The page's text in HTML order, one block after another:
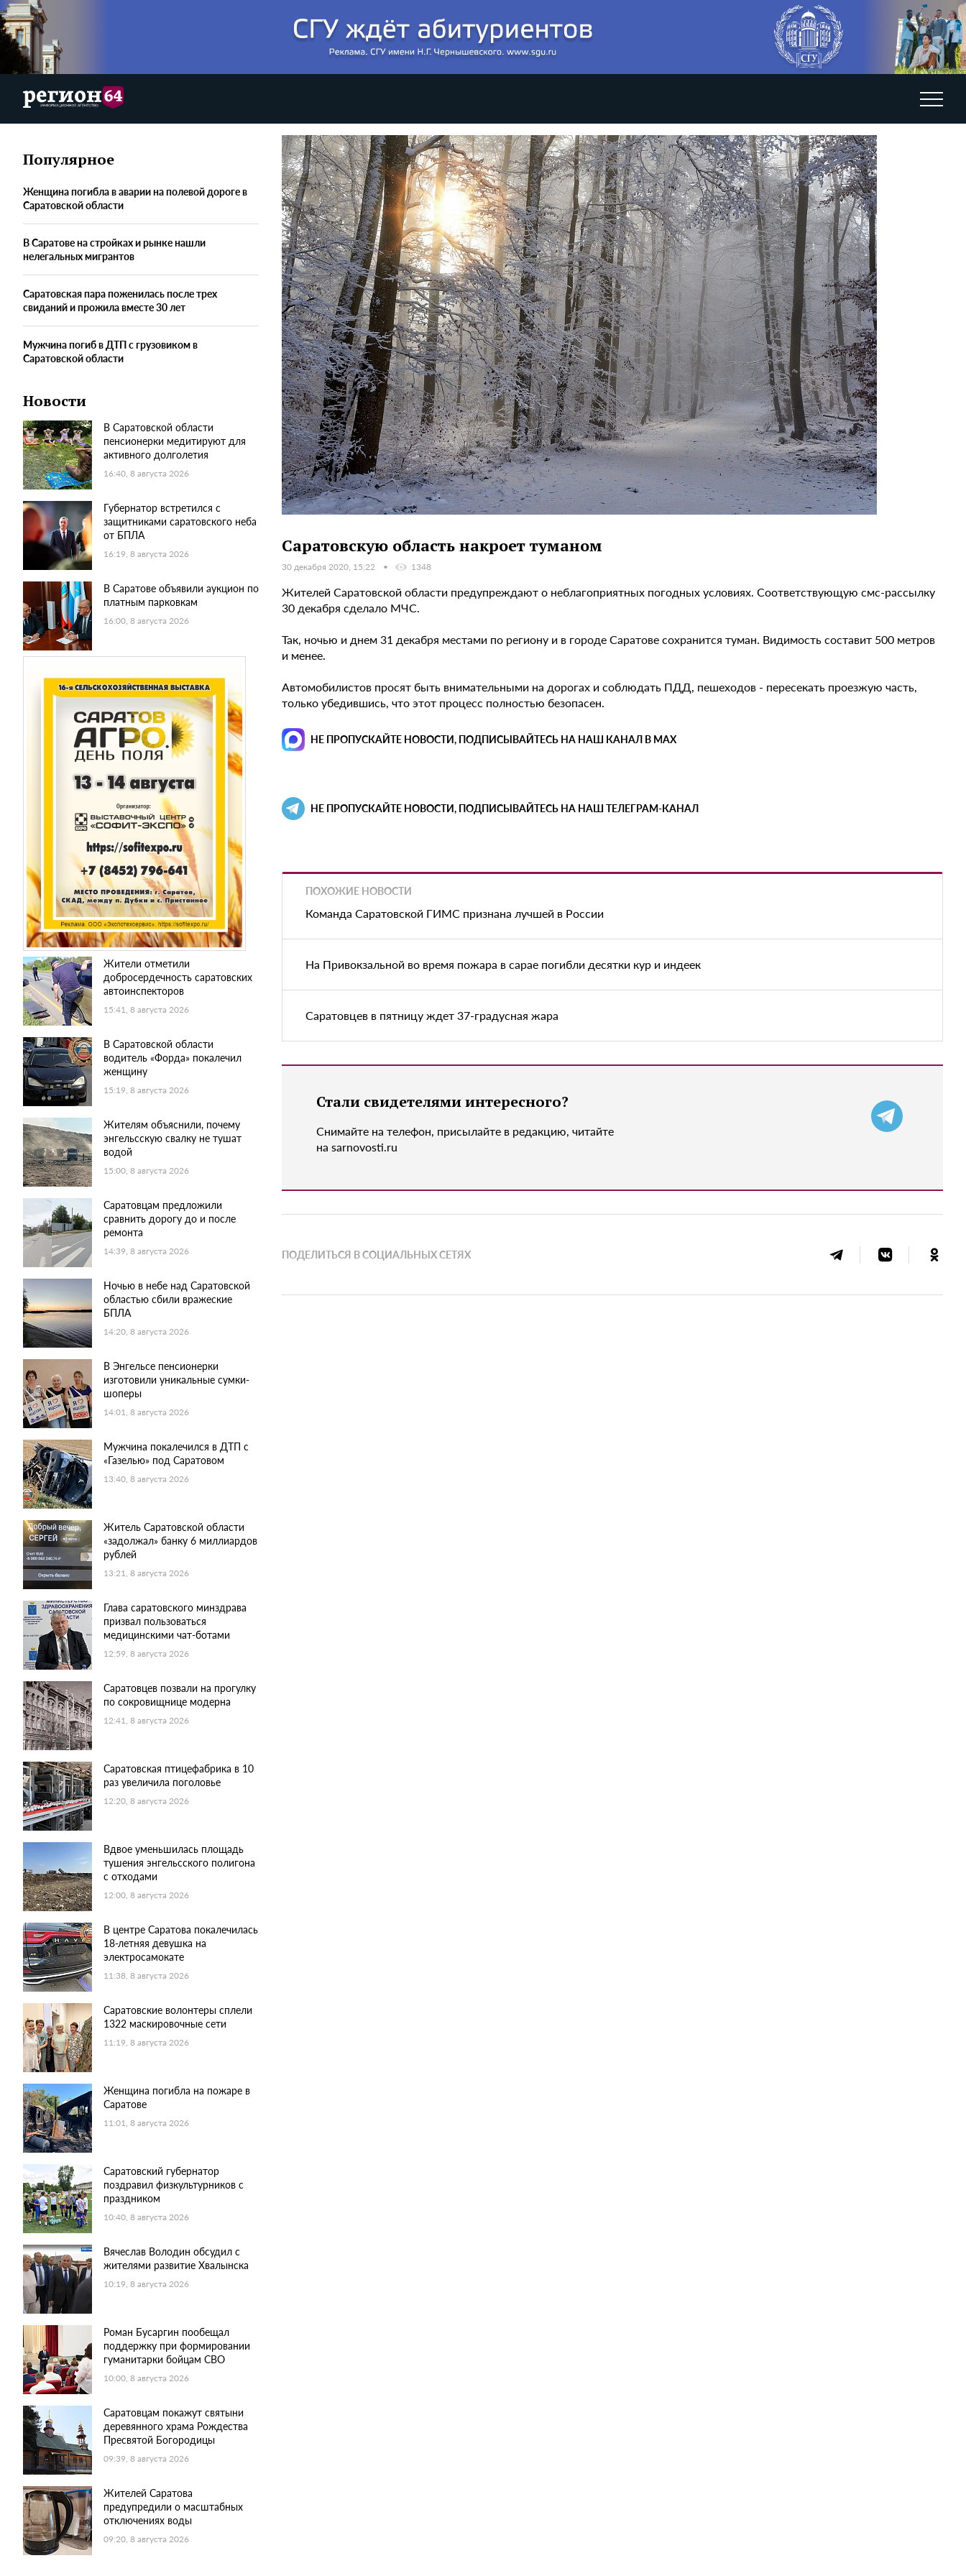
Популярное
Женщина погибла в аварии на полевой дороге в
Саратовской области
В Саратове на стройках и рынке нашли
нелегальных мигрантов
Саратовская пара поженилась после трех
свиданий и прожила вместе 30 лет
Мужчина погиб в ДТП с грузовиком в
Саратовской области
Новости
В Саратовской области
пенсионерки медитируют для
активного долголетия
16:40, 8 августа 2026
Губернатор встретился с
защитниками саратовского неба
от БПЛА
16:19, 8 августа 2026
В Саратове объявили аукцион по
платным парковкам
16:00, 8 августа 2026
Жители отметили
добросердечность саратовских
автоинспекторов
15:41, 8 августа 2026
В Саратовской области
водитель «Форда» покалечил
женщину
15:19, 8 августа 2026
Жителям объяснили, почему
энгельсскую свалку не тушат
водой
15:00, 8 августа 2026
Саратовцам предложили
сравнить дорогу до и после
ремонта
14:39, 8 августа 2026
Ночью в небе над Саратовской
областью сбили вражеские
БПЛА
14:20, 8 августа 2026
В Энгельсе пенсионерки
изготовили уникальные сумки-
шоперы
14:01, 8 августа 2026
Мужчина покалечился в ДТП с
«Газелью» под Саратовом
13:40, 8 августа 2026
Житель Саратовской области
«задолжал» банку 6 миллиардов
рублей
13:21, 8 августа 2026
Глава саратовского минздрава
призвал пользоваться
медицинскими чат-ботами
12:59, 8 августа 2026
Саратовцев позвали на прогулку
по сокровищнице модерна
12:41, 8 августа 2026
Саратовская птицефабрика в 10
раз увеличила поголовье
12:20, 8 августа 2026
Вдвое уменьшилась площадь
тушения энгельсского полигона
с отходами
12:00, 8 августа 2026
В центре Саратова покалечилась
18-летняя девушка на
электросамокате
11:38, 8 августа 2026
Саратовские волонтеры сплели
1322 маскировочные сети
11:19, 8 августа 2026
Женщина погибла на пожаре в
Саратове
11:01, 8 августа 2026
Саратовский губернатор
поздравил физкультурников с
праздником
10:40, 8 августа 2026
Вячеслав Володин обсудил с
жителями развитие Хвалынска
10:19, 8 августа 2026
Роман Бусаргин пообещал
поддержку при формировании
гуманитарки бойцам СВО
10:00, 8 августа 2026
Саратовцам покажут святыни
деревянного храма Рождества
Пресвятой Богородицы
09:39, 8 августа 2026
Жителей Саратова
предупредили о масштабных
отключениях воды
09:20, 8 августа 2026
Саратовскую область накроет туманом
30 декабря 2020, 15:22 1348
Жителей Саратовской области предупреждают о неблагоприятных погодных условиях. Соответствующую смс-рассылку
30 декабря сделало МЧС.
Так, ночью и днем 31 декабря местами по региону и в городе Саратове сохранится туман. Видимость составит 500 метров
и менее.
Автомобилистов просят быть внимательными на дорогах и соблюдать ПДД, пешеходов - пересекать проезжую часть,
только убедившись, что этот процесс полностью безопасен.
НЕ ПРОПУСКАЙТЕ НОВОСТИ, ПОДПИСЫВАЙТЕСЬ НА НАШ КАНАЛ В MAX
НЕ ПРОПУСКАЙТЕ НОВОСТИ, ПОДПИСЫВАЙТЕСЬ НА НАШ ТЕЛЕГРАМ-КАНАЛ
ПОХОЖИЕ НОВОСТИ
Команда Саратовской ГИМС признана лучшей в России
На Привокзальной во время пожара в сарае погибли десятки кур и индеек
Саратовцев в пятницу ждет 37-градусная жара
Стали свидетелями интересного?
Снимайте на телефон, присылайте в редакцию, читайте
на sarnovosti.ru
ПОДЕЛИТЬСЯ В СОЦИАЛЬНЫХ СЕТЯХ